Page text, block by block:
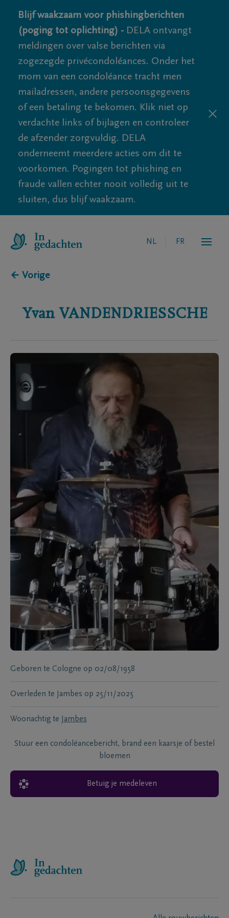
Blijf waakzaam voor phishingberichten
(poging tot oplichting) - DELA ontvangt
meldingen over valse berichten via
zogezegde privécondoléances. Onder het
mom van een condoléance tracht men
mailadressen, andere persoonsgegevens
of een betaling te bekomen. Klik niet op
verdachte links of bijlagen en controleer
de afzender zorgvuldig. DELA
onderneemt meerdere acties om dit te
voorkomen. Pogingen tot phishing en
fraude vallen echter nooit volledig uit te
sluiten, dus blijf waakzaam.
NL FR
← Vorige
Yvan VANDENDRIESSCHE
Geboren te Cologne op 02/08/1958
Overleden te Jambes op 25/11/2025
Woonachtig te Jambes
Stuur een condoléancebericht, brand een kaarsje of bestel
bloemen
Betuig je medeleven